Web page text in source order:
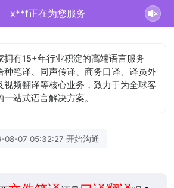
x**f正在为您服务
拥有15+年行业积淀的高端语言服务
种笔译、同声传译、商务口译、译员外
视频翻译等核心业务，致力于为全球客
站式语言解决方案。
08-07 05:32:27 开始沟通